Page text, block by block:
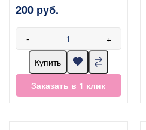
200 руб.
- +
Купить
Заказать в 1 клик